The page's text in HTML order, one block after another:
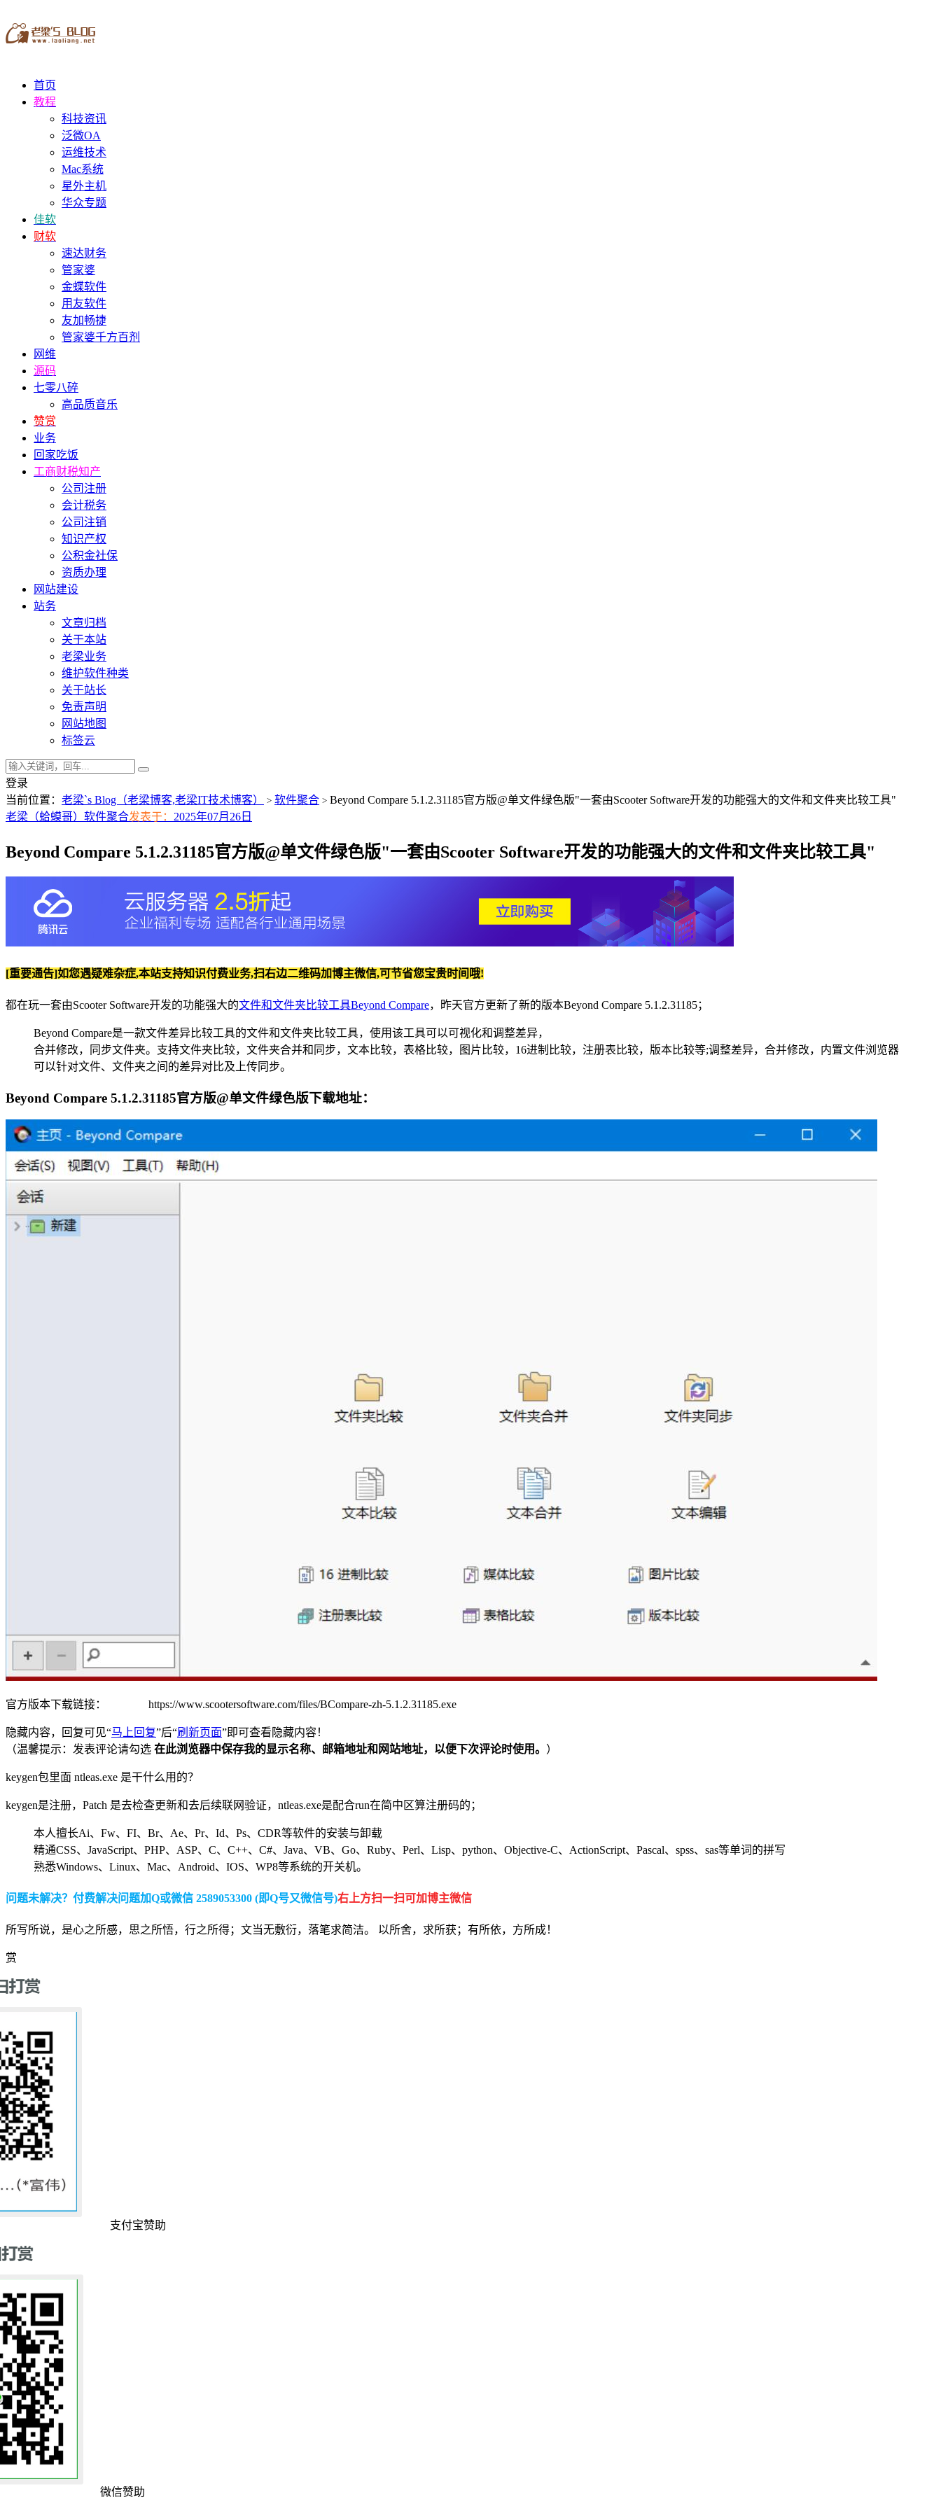
首页
教程
科技资讯
泛微OA
运维技术
Mac系统
星外主机
华众专题
佳软
财软
速达财务
管家婆
金蝶软件
用友软件
友加畅捷
管家婆千方百剂
网维
源码
七零八碎
高品质音乐
赞赏
业务
回家吃饭
工商财税知产
公司注册
会计税务
公司注销
知识产权
公积金社保
资质办理
网站建设
站务
文章归档
关于本站
老梁业务
维护软件种类
关于站长
免责声明
网站地图
标签云
登录
当前位置： 老梁`s Blog（老梁博客,老梁IT技术博客） > 软件聚合 > Beyond Compare 5.1.2.31185官方版@单文件绿色版"一套由Scooter Software开发的功能强大的文件和文件夹比较工具"
老梁（蛤蟆哥） 软件聚合发表于： 2025年07月26日
Beyond Compare 5.1.2.31185官方版@单文件绿色版"一套由Scooter Software开发的功能强大的文件和文件夹比较工具"
[重要通告]如您遇疑难杂症,本站支持知识付费业务,扫右边二维码加博主微信,可节省您宝贵时间哦!
都在玩一套由Scooter Software开发的功能强大的文件和文件夹比较工具Beyond Compare，昨天官方更新了新的版本Beyond Compare 5.1.2.31185；
Beyond Compare是一款文件差异比较工具的文件和文件夹比较工具，使用该工具可以可视化和调整差异，
合并修改，同步文件夹。支持文件夹比较，文件夹合并和同步，文本比较，表格比较，图片比较，16进制比较，注册表比较，版本比较等;调整差异，合并修改，内置文件浏览器
可以针对文件、文件夹之间的差异对比及上传同步。
Beyond Compare 5.1.2.31185官方版@单文件绿色版下载地址：
官方版本下载链接： https://www.scootersoftware.com/files/BCompare-zh-5.1.2.31185.exe
隐藏内容，回复可见“马上回复”后“刷新页面”即可查看隐藏内容！
（温馨提示：发表评论请勾选 在此浏览器中保存我的显示名称、邮箱地址和网站地址，以便下次评论时使用。 ）
keygen包里面 ntleas.exe 是干什么用的？
keygen是注册，Patch 是去检查更新和去后续联网验证，ntleas.exe是配合run在简中区算注册码的；
本人擅长Ai、Fw、FI、Br、Ae、Pr、Id、Ps、CDR等软件的安装与卸载
精通CSS、JavaScript、PHP、ASP、C、C++、C#、Java、VB、Go、Ruby、Perl、Lisp、python、Objective-C、ActionScript、Pascal、spss、sas等单词的拼写
熟悉Windows、Linux、Mac、Android、IOS、WP8等系统的开关机。
问题未解决？付费解决问题加Q或微信 2589053300 (即Q号又微信号)右上方扫一扫可加博主微信
所写所说，是心之所感，思之所悟，行之所得；文当无敷衍，落笔求简洁。 以所舍，求所获；有所依，方所成！
赏
支付宝赞助
微信赞助